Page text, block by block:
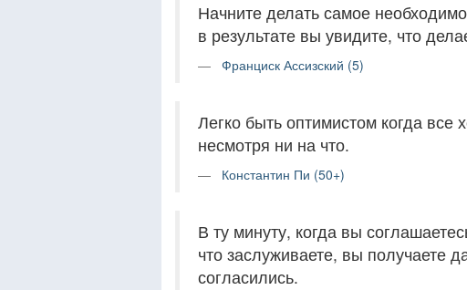
Начните делать самое
в результате вы увидите, что
Франциск Ассизский (5)
Легко быть оптимистом когда
несмотря ни на что.
Константин Пи (50+)
В ту минуту, когда вы
что заслуживаете, вы получаете
согласились.